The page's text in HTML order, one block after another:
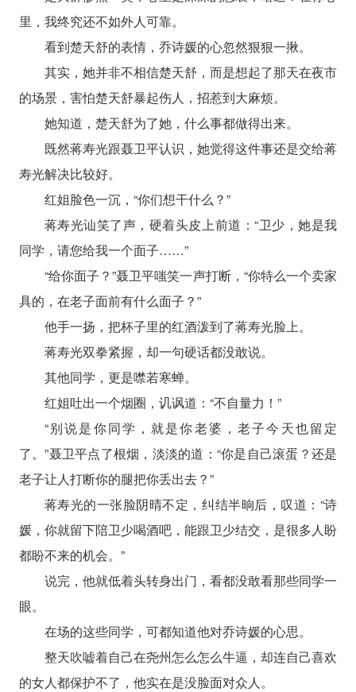
里，我终究还不如外人可靠。
看到楚天舒的表情，乔诗媛的心忽然狠狠一揪。
其实，她并非不相信楚天舒，而是想起了那天在夜市
的场景，害怕楚天舒暴起伤人，招惹到大麻烦。
她知道，楚天舒为了她，什么事都做得出来。
既然蒋寿光跟聂卫平认识，她觉得这件事还是交给蒋
寿光解决比较好。
红姐脸色一沉，“你们想干什么？”
蒋寿光讪笑了声，硬着头皮上前道：“卫少，她是我
同学，请您给我一个面子……”
“给你面子？”聂卫平嗤笑一声打断，“你特么一个卖家
具的，在老子面前有什么面子？”
他手一扬，把杯子里的红酒泼到了蒋寿光脸上。
蒋寿光双拳紧握，却一句硬话都没敢说。
其他同学，更是噤若寒蝉。
红姐吐出一个烟圈，讥讽道：“不自量力！”
“别说是你同学，就是你老婆，老子今天也留定
了。”聂卫平点了根烟，淡淡的道：“你是自己滚蛋？还是
老子让人打断你的腿把你丢出去？”
蒋寿光的一张脸阴晴不定，纠结半晌后，叹道：“诗
媛，你就留下陪卫少喝酒吧，能跟卫少结交，是很多人盼
都盼不来的机会。”
说完，他就低着头转身出门，看都没敢看那些同学一
眼。
在场的这些同学，可都知道他对乔诗媛的心思。
整天吹嘘着自己在尧州怎么怎么牛逼，却连自己喜欢
的女人都保护不了，他实在是没脸面对众人。